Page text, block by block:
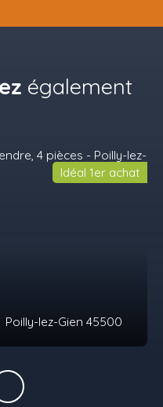
également
Poilly-lez-Gien 45500
Idéal 1er achat